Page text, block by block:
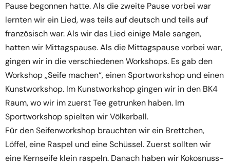
Pause begonnen hatte. Als die zweite Pause vorbei war
lernten wir ein Lied, was teils auf deutsch und teils auf
französisch war. Als wir das Lied einige Male sangen,
hatten wir Mittagspause. Als die Mittagspause vorbei war,
gingen wir in die verschiedenen Workshops. Es gab den
Workshop ,,Seife machen“, einen Sportworkshop und einen
Kunstworkshop. Im Kunstworkshop gingen wir in den BK4
Raum, wo wir im zuerst Tee getrunken haben. Im
Sportworkshop spielten wir Völkerball.
Für den Seifenworkshop brauchten wir ein Brettchen,
Löffel, eine Raspel und eine Schüssel. Zuerst sollten wir
eine Kernseife klein raspeln. Danach haben wir Kokosnuss-